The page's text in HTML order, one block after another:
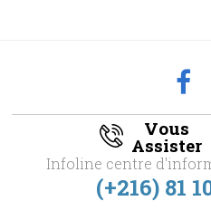
Vous
Assister
Infoline centre
(+216) 81